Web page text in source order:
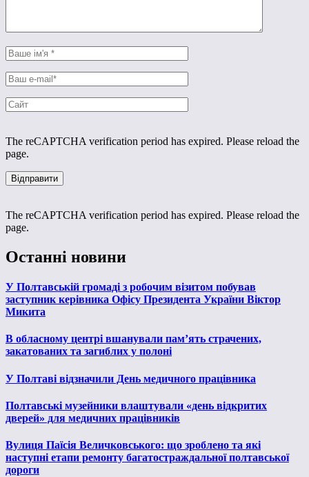
The reCAPTCHA verification period has expired. Please reload the
page.
The reCAPTCHA verification period has expired. Please reload the
page.
Останні новини
У Полтавській громаді з робочим візитом побував
заступник керівника Офісу Президента України Віктор
Микита
В обласному центрі вшанували пам’ять страчених,
закатованих та загиблих у полоні
У Полтаві відзначили День медичного працівника
Полтавські музейники влаштували «день відкритих
дверей» для медичних працівників
Вулиця Паїсія Величковського: що зроблено та які
наступні етапи ремонту багатостраждальної полтавської
дороги